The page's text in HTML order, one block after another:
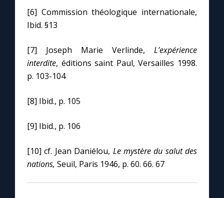
[6] Commission théologique internationale,
Ibid. §13
[7] Joseph Marie Verlinde, L’expérience
interdite, éditions saint Paul, Versailles 1998.
p. 103-104
[8] Ibid., p. 105
[9] Ibid., p. 106
[10] cf. Jean Daniélou, Le mystère du salut des
nations, Seuil, Paris 1946, p. 60. 66. 67